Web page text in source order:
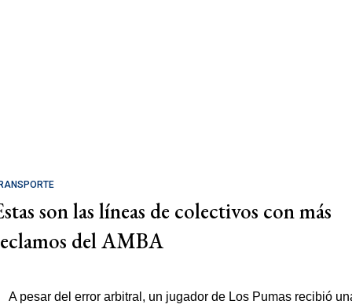
son las líneas de colectivos con más
del AMBA